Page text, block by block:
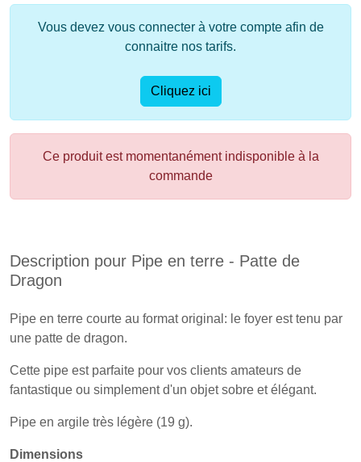
Vous devez vous connecter à votre compte afin de
connaitre nos tarifs.
Cliquez ici
Ce produit est momentanément indisponible à la
commande
Description pour Pipe en terre - Patte de
Dragon
Pipe en terre courte au format original: le foyer est tenu par
une patte de dragon.
Cette pipe est parfaite pour vos clients amateurs de
fantastique ou simplement d'un objet sobre et élégant.
Pipe en argile très légère (19 g).
Dimensions